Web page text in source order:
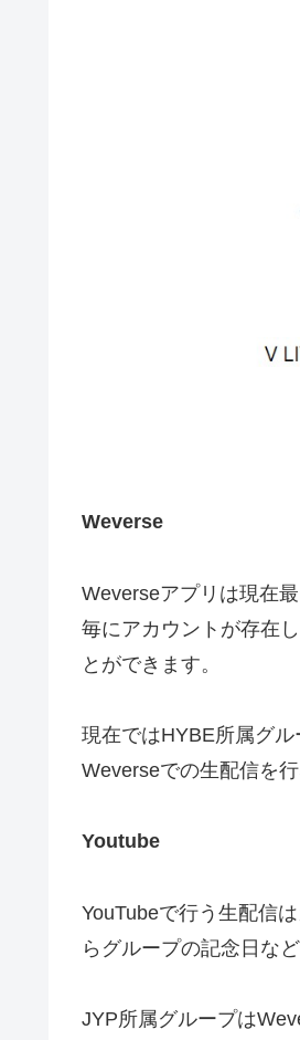
Weverse
Weverseアプリは現在
毎にアカウントが存在
とができます。
現在ではHYBE所属グ
Weverseでの生配信を行
Youtube
YouTubeで行う生配信
らグループの記念日な
JYP所属グループは